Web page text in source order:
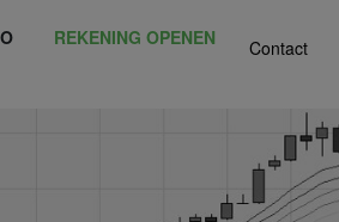
REKENING OPENEN Contact